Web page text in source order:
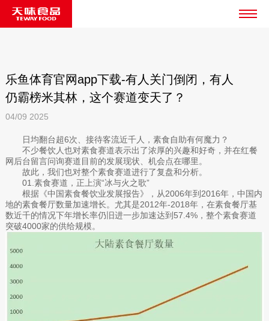
乐鱼体育官网app下载-有人关门倒闭，有人
仍霸榜米其林，这个赛道变天了？
04/09 2025
日均翻台超6次、接待客流近千人，素食自助有何魔力？
不少餐饮人也对素食赛道表示出了浓厚的兴趣和好奇，并在红餐
网后台留言问询赛道目前的发展现状、机会点在哪里。
故此，我们也对整个素食赛道进行了复盘和分析。
01.素食赛道，正上演“冰与火之歌”
根据《中国素食餐饮业发展报告》，从2006年到2016年，中国内
地的素食餐厅数量加速增长。尤其是2012年-2018年，在素食餐厅基
数近千的情况下年增长率仍旧进一步加速达到57.4%，整个素食赛道
突破4000家的供给规模。